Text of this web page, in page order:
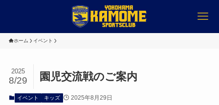
ホーム イベント
園児交流戦のご案内
2025
8/29
イベント キッズ 2025年8月29日